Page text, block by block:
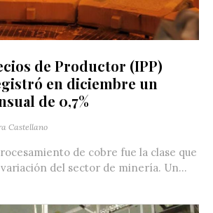
de Productor (IPP)
en diciembre un
de 0,7%
Castellano
de cobre fue la clase que
del sector de minería. Un...